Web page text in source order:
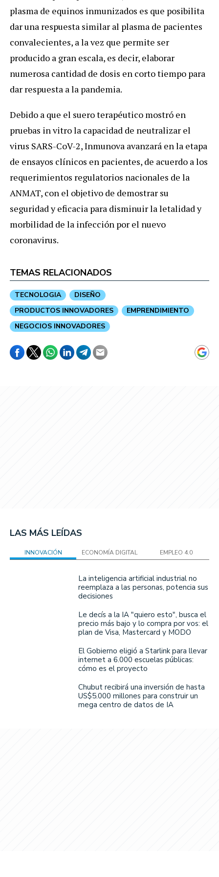
plasma de equinos inmunizados es que posibilita
dar una respuesta similar al plasma de pacientes
convalecientes, a la vez que permite ser
producido a gran escala, es decir, elaborar
numerosa cantidad de dosis en corto tiempo para
dar respuesta a la pandemia.
Debido a que el suero terapéutico mostró en
pruebas in vitro la capacidad de neutralizar el
virus SARS-CoV-2, Inmunova avanzará en la etapa
de ensayos clínicos en pacientes, de acuerdo a los
requerimientos regulatorios nacionales de la
ANMAT, con el objetivo de demostrar su
seguridad y eficacia para disminuir la letalidad y
morbilidad de la infección por el nuevo
coronavirus.
TEMAS RELACIONADOS
TECNOLOGIA
DISEÑO
PRODUCTOS INNOVADORES
EMPRENDIMIENTO
NEGOCIOS INNOVADORES
LAS MÁS LEÍDAS
INNOVACIÓN ECONOMÍA DIGITAL EMPLEO 4.0
La inteligencia artificial industrial no
reemplaza a las personas, potencia sus
decisiones
Le decís a la IA "quiero esto", busca el
precio más bajo y lo compra por vos: el
plan de Visa, Mastercard y MODO
El Gobierno eligió a Starlink para llevar
internet a 6.000 escuelas públicas:
cómo es el proyecto
Chubut recibirá una inversión de hasta
US$5.000 millones para construir un
mega centro de datos de IA